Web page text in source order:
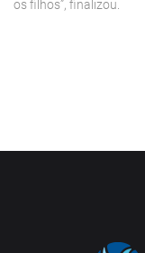
os filhos”, finalizou.